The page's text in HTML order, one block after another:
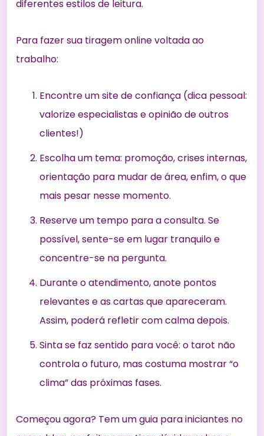
diferentes estilos de leitura.
Para fazer sua tiragem online voltada ao
trabalho:
Encontre um site de confiança (dica pessoal:
valorize especialistas e opinião de outros
clientes!)
Escolha um tema: promoção, crises internas,
orientação para mudar de área, enfim, o que
mais pesar nesse momento.
Reserve um tempo para a consulta. Se
possível, sente-se em lugar tranquilo e
concentre-se na pergunta.
Durante o atendimento, anote pontos
relevantes e as cartas que apareceram.
Assim, poderá refletir com calma depois.
Sinta se faz sentido para você: o tarot não
controla o futuro, mas costuma mostrar “o
clima” das próximas fases.
Começou agora? Tem umguia para iniciantes no